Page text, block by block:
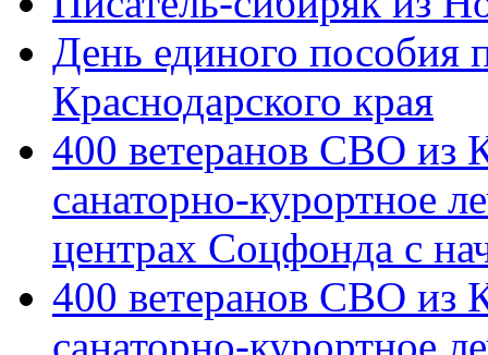
День единого пособия
Краснодарского края
400 ветеранов СВО из
санаторно-курортное
центрах Соцфонда с
400 ветеранов СВО из